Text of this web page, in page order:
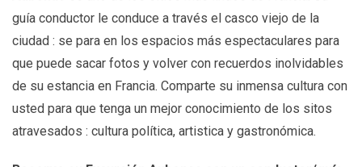
guía conductor le conduce a través el casco viejo de la
ciudad : se para en los espacios más espectaculares para
que puede sacar fotos y volver con recuerdos inolvidables
de su estancia en Francia. Comparte su inmensa cultura con
usted para que tenga un mejor conocimiento de los sitos
atravesados : cultura política, artistica y gastronómica.